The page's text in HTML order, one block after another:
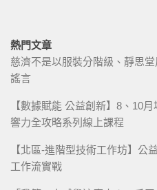
熱門文章
慈濟不是以服裝分階級、靜思
謠言
【數據賦能 公益創新】8、10
響力全攻略系列線上課程
【北區-進階型技術工作坊】公
工作流實戰